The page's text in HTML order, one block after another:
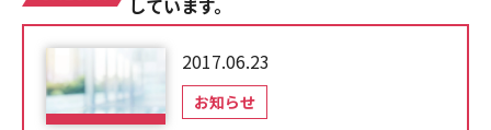
2017.06.23
お知らせ